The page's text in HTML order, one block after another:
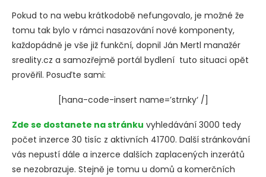
Pokud to na webu krátkodobě nefungovalo, je možné že
tomu tak bylo v rámci nasazování nové komponenty,
každopádně je vše již funkční, dopnil Ján Mertl manažér
sreality.cz a samozřejmě portál bydlení tuto situaci opět
prověřil. Posuďte sami:
[hana-code-insert name=’strnky‘ /]
Zde se dostanete na stránku vyhledávání 3000 tedy
počet inzerce 30 tisíc z aktivních 41700. Další stránkování
vás nepustí dále a inzerce dalších zaplacených inzerátů
se nezobrazuje. Stejně je tomu u domů a komerčních